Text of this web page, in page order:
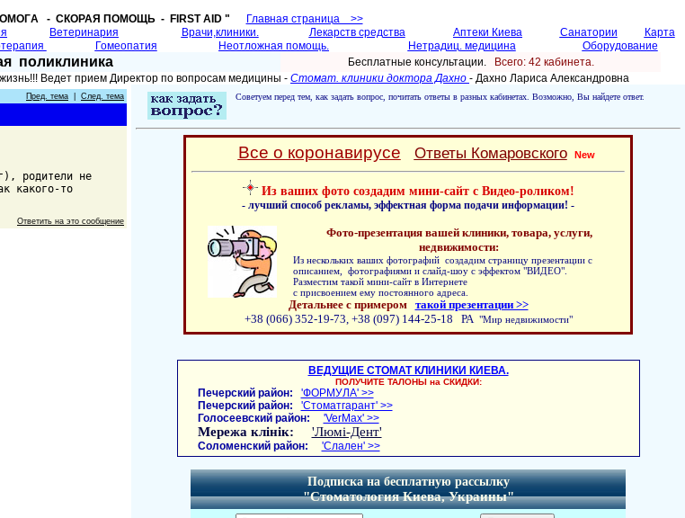
- СКОРАЯ ПОМОЩЬ - FIRST AID "
Главная страница >>
Ветеринария Врачи,клиники. Лекарств средства Аптеки Киева Санатории
Карта
Гомеопатия Неотложная помощь. Нетрадиц. медицина
Оборудование
поликлиника Бесплатные консультации.
Всего: 42 кабинетa.
Ведет прием Директор по вопросам медицины - Стомат. клиники доктора Дахно - Дахно Лариса Александровнa
Пред. тема След. тема
родители не
какого-то
Ответить на это сообщение
Советуем перед тем, как задать вопрос, почитать ответы в разных кабинетах. Возможно, Вы найдете ответ.
Все о коронавирусе Ответы Комаровского New
Из ваших фото создадим мини-сайт с Видео-роликом!
- лучший способ рекламы, эффектная форма подачи информации! -
Фото-презентация вашей клиники, товара, услуги,
недвижимости:
Из нескольких ваших фотографий создадим страницу презентации с
описанием, фотографиями и слайд-шоу с эффектом "ВИДЕО".
Разместим такой мини-сайт в Интернете
с присвоением ему постоянного адреса.
Детальнее с примером такой презентации >>
+38 (066) 352-19-73, +38 (097) 144-25-18 РА "Мир недвижимости"
ВЕДУЩИЕ СТОМАТ КЛИНИКИ КИЕВА.
ПОЛУЧИТЕ ТАЛОНЫ на СКИДКИ:
Печерский район:
'ФОРМУЛА' >>
Печерский район:
'Стоматгарант' >>
Голосеевский район:
'VerMax' >>
Мережа клінік: 'Люмі-Дент'
Соломенский район: 'Слален' >>
Подписка на бесплатную рассылку
"Стоматология Киева, Украины"